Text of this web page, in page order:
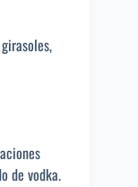
de vodka.